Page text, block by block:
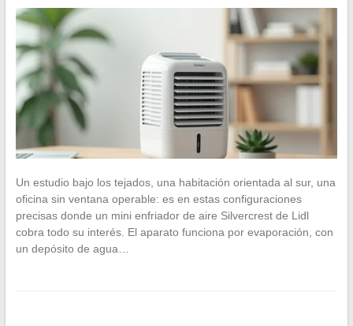
Un estudio bajo los tejados, una habitación orientada al sur, una
oficina sin ventana operable: es en estas configuraciones
precisas donde un mini enfriador de aire Silvercrest de Lidl
cobra todo su interés. El aparato funciona por evaporación, con
un depósito de agua…